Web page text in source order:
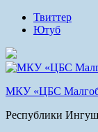
Твиттер
Ютуб
МКУ «ЦБС
Республики